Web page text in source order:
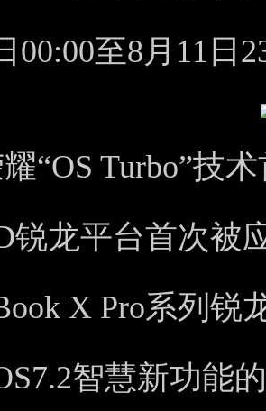
00:00至8月11日
“OS Turbo”技
锐龙平台首次被
X Pro系列锐
智慧新功能